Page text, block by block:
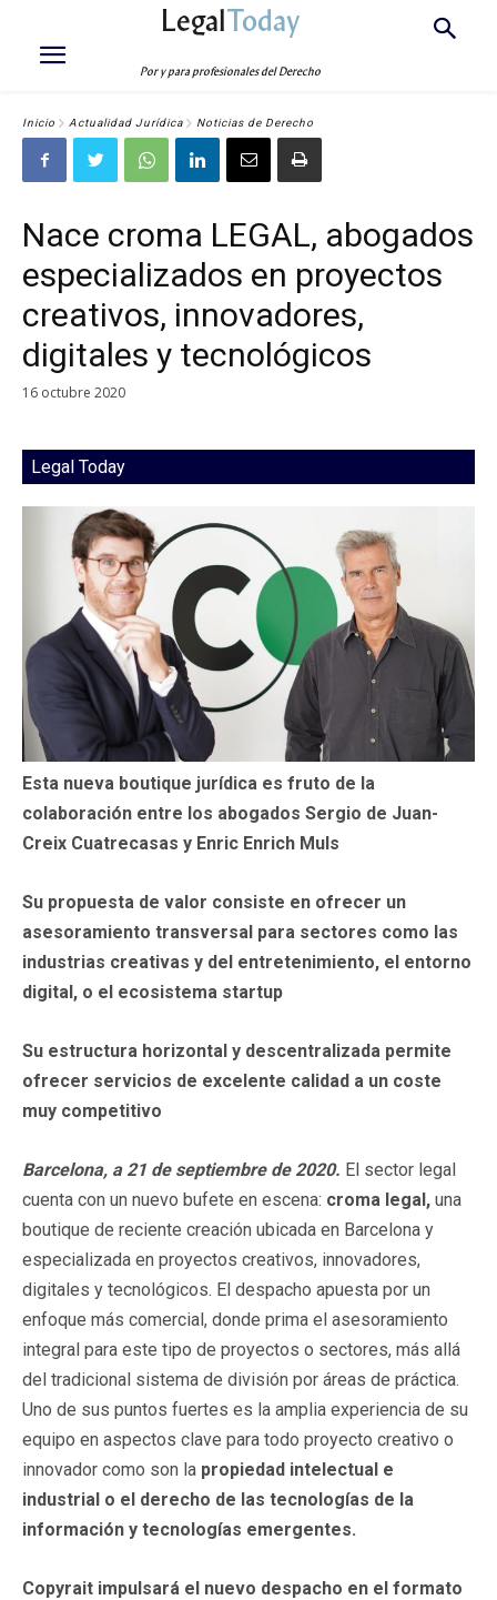
LegalToday
Por y para profesionales del Derecho
Inicio Actualidad Jurídica Noticias de Derecho
Nace croma LEGAL, abogados
especializados en proyectos
creativos, innovadores,
digitales y tecnológicos
16 octubre 2020
Legal Today
Esta nueva boutique jurídica es fruto de la
colaboración entre los abogados Sergio de Juan-
Creix Cuatrecasas y Enric Enrich Muls
Su propuesta de valor consiste en ofrecer un
asesoramiento transversal para sectores como las
industrias creativas y del entretenimiento, el entorno
digital, o el ecosistema startup
Su estructura horizontal y descentralizada permite
ofrecer servicios de excelente calidad a un coste
muy competitivo
Barcelona, a 21 de septiembre de 2020. El sector legal
cuenta con un nuevo bufete en escena: croma legal, una
boutique de reciente creación ubicada en Barcelona y
especializada en proyectos creativos, innovadores,
digitales y tecnológicos. El despacho apuesta por un
enfoque más comercial, donde prima el asesoramiento
integral para este tipo de proyectos o sectores, más allá
del tradicional sistema de división por áreas de práctica.
Uno de sus puntos fuertes es la amplia experiencia de su
equipo en aspectos clave para todo proyecto creativo o
innovador como son la propiedad intelectual e
industrial o el derecho de las tecnologías de la
información y tecnologías emergentes.
Copyrait impulsará el nuevo despacho en el formato